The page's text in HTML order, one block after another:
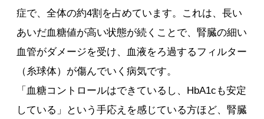
症で、全体の約4割を占めています。これは、長い
あいだ血糖値が高い状態が続くことで、腎臓の細い
血管がダメージを受け、血液をろ過するフィルター
（糸球体）が傷んでいく病気です。
「血糖コントロールはできているし、HbA1cも安定
している」という手応えを感じている方ほど、腎臓